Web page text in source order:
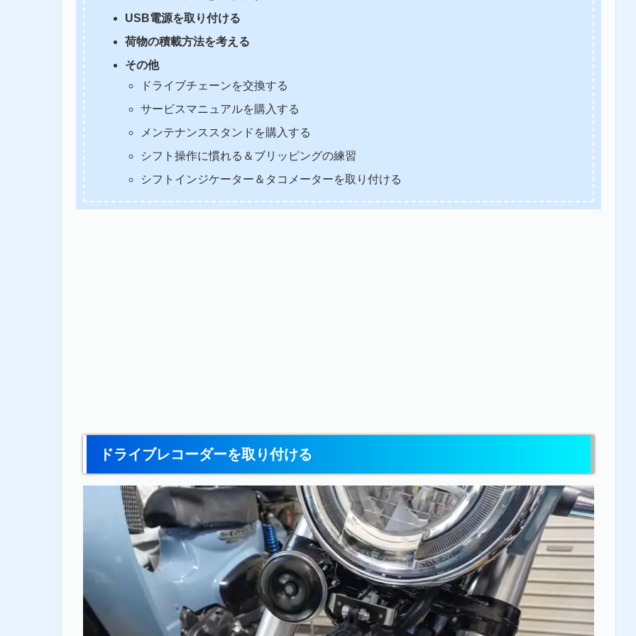
USB電源を取り付ける
荷物の積載方法を考える
その他
ドライブチェーンを交換する
サービスマニュアルを購入する
メンテナンススタンドを購入する
シフト操作に慣れる＆ブリッピングの練習
シフトインジケーター＆タコメーターを取り付ける
ドライブレコーダーを取り付ける